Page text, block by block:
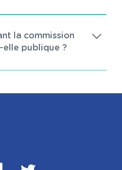
la commission
publique ?